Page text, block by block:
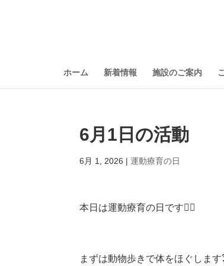
ホーム 新着情報 施設のご案内
6月1日の活動
6月 1, 2026 |運動療育の日
本日は運動療育の日です🏃‍♀️
まずは動物歩きで体をほぐします